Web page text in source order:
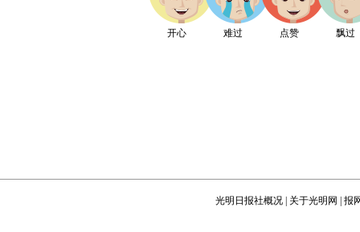
开心 难过 点赞 飘过
光明日报社概况 关于光明网 报